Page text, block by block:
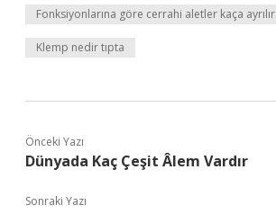
Fonksiyonlarına göre cerrahi aletler kaça ayrılır
Klemp nedir tıpta
Önceki Yazı
Dünyada Kaç Çeşit Âlem Vardır
Sonraki Yazı